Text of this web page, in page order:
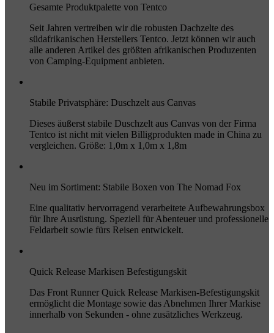
Gesamte Produktpalette von Tentco
Seit Jahren vertreiben wir die robusten Dachzelte des
südafrikanischen Herstellers Tentco. Jetzt können wir auch
alle anderen Artikel des größten afrikanischen Produzenten
von Camping-Equipment anbieten.
Stabile Privatsphäre: Duschzelt aus Canvas
Dieses äußerst stabile Duschzelt aus Canvas von der Firma
Tentco ist nicht mit vielen Billigprodukten made in China zu
vergleichen. Größe: 1,0m x 1,0m x 1,8m
Neu im Sortiment: Stabile Boxen von The Nomad Fox
Eine qualitativ hervorragend verarbeitete Aufbewahrungsbox
für Ihre Ausrüstung. Speziell für Abenteuer und professionelle
Feldarbeit sowie fürs Reisen entwickelt.
Quick Release Markisen Befestigungskit
Das Front Runner Quick Release Markisen-Befestigungskit
ermöglicht die Montage sowie das Abnehmen Ihrer Markise
innerhalb von Sekunden - ohne zusätzliches Werkzeug.